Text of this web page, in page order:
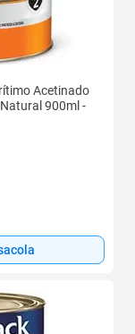
Acetinado
900ml -